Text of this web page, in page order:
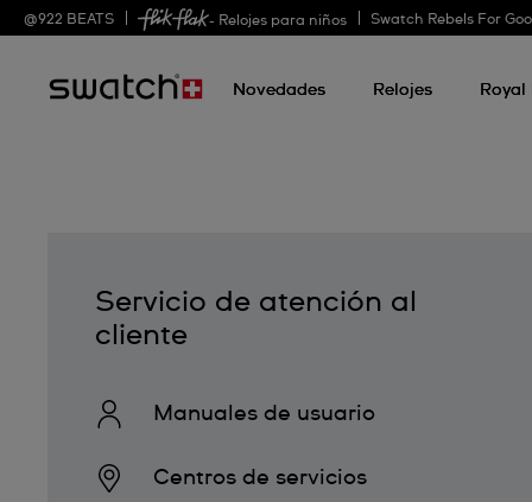
@922 BEATS - Relojes para niños Swatch Rebels For
Novedades Relojes Royal
Servicio de atención al
cliente
Manuales de usuario
Centros de servicios